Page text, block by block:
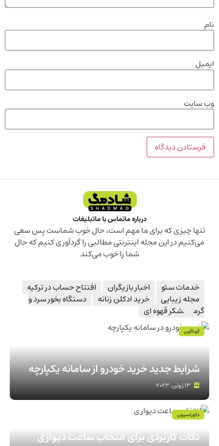
نام
ایمیل
وب‌ سایت
درباره ماتماس با ماتبلیغات
تنها چیزی که برای ما مهم است، حال خوب شماست پس سعی
می‌کنیم در این مجله اینترنتی مطالبی را گردآوری کنیم که حال
شما را خوب می‌کند
خدمات سئو اخبار بازیگران
افتتاح حساب در ترکیه
مجله زیبایی
خرید ادکلن زنانه
دستگاه بخور سرد و
گرم
شکر قهوه ای
شرایط جدید خرید خودرو از سامانه یکپارچه
13 ژوئن, 2023
گوناگون
نکات کاربردی برای انتخاب ساعت دیواری
دکوراسیون